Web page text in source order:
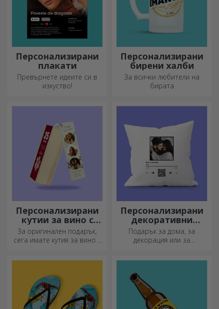
Персонализирани
плакати
Превърнете идеите си в
изкуство!
Персонализирани
бирени халби
За всички любители на
бирата
Персонализирани
кутии за вино с
фотография
За оригинален подарък,
сега имате кутия за вино с
Персонализирани
декоративни
възглавници
Подарък за дома, за
декорация или за